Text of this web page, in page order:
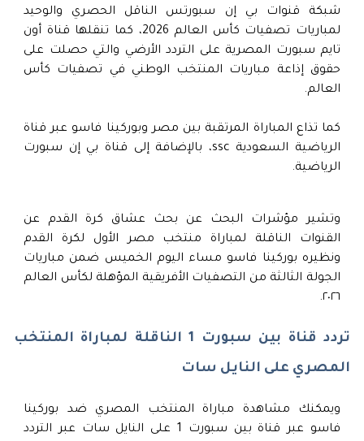
شبكة قنوات بي إن سبورتس الناقل الحصري والوحيد
لمباريات تصفيات كأس العالم 2026، كما تنقلها قناة أون
تايم سبورت المصرية على التردد الأرضي والتي حصلت على
حقوق إذاعة مباريات المنتخب الوطني في تصفيات كأس
العالم.
كما تذاع المباراة المرتقبة بين مصر وبوركينا فاسو عبر قناة
الرياضية السعودية ssc، بالإضافة إلى قناة بي إن سبورت
الرياضية.
وتشير مؤشرات البحث عن بحث عشاق كرة القدم عن
القنوات الناقلة لمباراة منتخب مصر الأول لكرة القدم
ونظيره بوركينا فاسو مساء اليوم الخميس ضمن مباريات
الجولة الثالثة من التصفيات الأفريقية المؤهلة لكأس العالم
٢٠٢٦.
تردد قناة بين سبورت 1 الناقلة لمباراة المنتخب
المصري على النايل سات
ويمكنك مشاهدة مباراة المنتخب المصري ضد بوركينا
فاسو عبر قناة بين سبورت 1 على النايل سات عبر التردد